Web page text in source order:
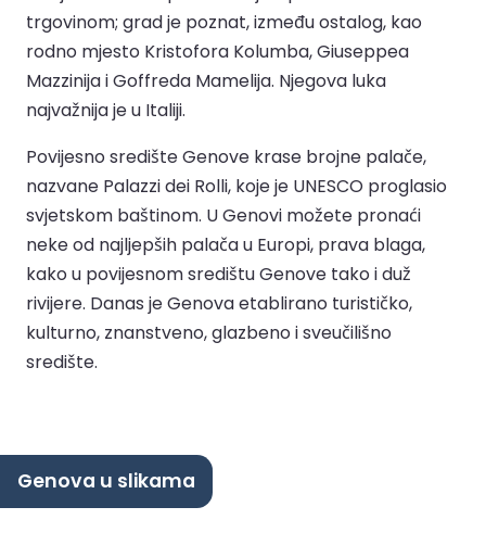
trgovinom; grad je poznat, između ostalog, kao
rodno mjesto Kristofora Kolumba, Giuseppea
Mazzinija i Goffreda Mamelija. Njegova luka
najvažnija je u Italiji.
Povijesno središte Genove krase brojne palače,
nazvane Palazzi dei Rolli, koje je UNESCO proglasio
svjetskom baštinom. U Genovi možete pronaći
neke od najljepših palača u Europi, prava blaga,
kako u povijesnom središtu Genove tako i duž
rivijere. Danas je Genova etablirano turističko,
kulturno, znanstveno, glazbeno i sveučilišno
središte.
Genova u slikama